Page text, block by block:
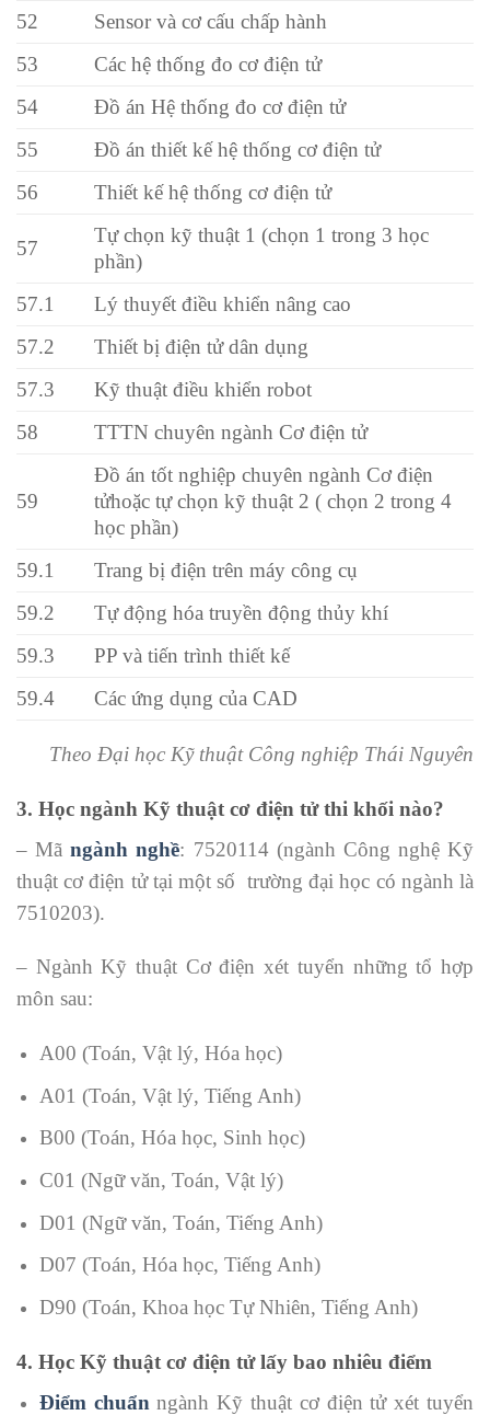
52
Sensor và cơ cấu chấp hành
53
Các hệ thống đo cơ điện tử
54
Đồ án Hệ thống đo cơ điện tử
55
Đồ án thiết kế hệ thống cơ điện tử
56
Thiết kế hệ thống cơ điện tử
57
Tự chọn kỹ thuật 1 (chọn 1 trong 3 học
phần)
57.1
Lý thuyết điều khiển nâng cao
57.2
Thiết bị điện tử dân dụng
57.3
Kỹ thuật điều khiển robot
58
TTTN chuyên ngành Cơ điện tử
59
Đồ án tốt nghiệp chuyên ngành Cơ điện
tửhoặc tự chọn kỹ thuật 2 ( chọn 2 trong 4
học phần)
59.1
Trang bị điện trên máy công cụ
59.2
Tự động hóa truyền động thủy khí
59.3
PP và tiến trình thiết kế
59.4
Các ứng dụng của CAD
Theo Đại học Kỹ thuật Công nghiệp Thái Nguyên
3. Học ngành Kỹ thuật cơ điện tử thi khối nào?
– Mãngành nghề: 7520114 (ngành Công nghệ Kỹ
thuật cơ điện tử tại một số trường đại học có ngành là
7510203).
– Ngành Kỹ thuật Cơ điện xét tuyển những tổ hợp
môn sau:
A00 (Toán, Vật lý, Hóa học)
A01 (Toán, Vật lý, Tiếng Anh)
B00 (Toán, Hóa học, Sinh học)
C01 (Ngữ văn, Toán, Vật lý)
D01 (Ngữ văn, Toán, Tiếng Anh)
D07 (Toán, Hóa học, Tiếng Anh)
D90 (Toán, Khoa học Tự Nhiên, Tiếng Anh)
4. Học Kỹ thuật cơ điện tử lấy bao nhiêu điểm
Điểm chuẩn ngành Kỹ thuật cơ điện tử xét tuyển